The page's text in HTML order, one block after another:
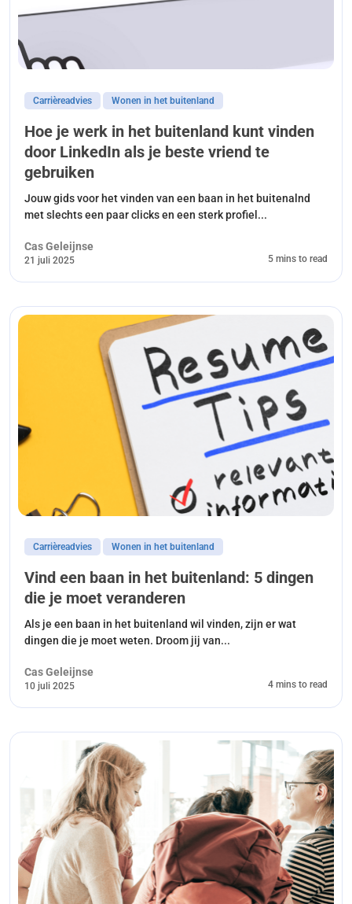
Carrièreadvies Wonen in het buitenland
Hoe je werk in het buitenland kunt vinden
door LinkedIn als je beste vriend te
gebruiken
Jouw gids voor het vinden van een baan in het buitenalnd
met slechts een paar clicks en een sterk profiel...
Cas Geleijnse
21 juli 2025 5 mins to read
Carrièreadvies Wonen in het buitenland
Vind een baan in het buitenland: 5 dingen
die je moet veranderen
Als je een baan in het buitenland wil vinden, zijn er wat
dingen die je moet weten. Droom jij van...
Cas Geleijnse
10 juli 2025 4 mins to read